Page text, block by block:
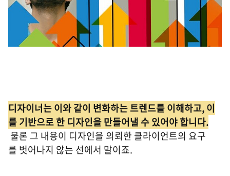
디자이너는 이와 같이 변화하는 트렌드를 이해하고, 이
를 기반으로 한 디자인을 만들어낼 수 있어야 합니다.
물론 그 내용이 디자인을 의뢰한 클라이언트의 요구
를 벗어나지 않는 선에서 말이죠.